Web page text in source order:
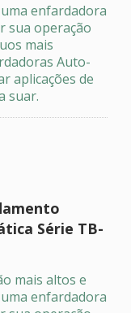
enfardadora
sua operação
mais
Auto-
aplicações de
suar.
Série TB-
mais altos e
enfardadora